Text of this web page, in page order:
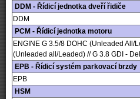
DDM - Řídicí jednotka dveří řidiče
DDM
PCM - Řídicí jednotka motoru
ENGINE G 3.5/8 DOHC (Unleaded All/
(Unleaded all/Leaded) // G 3.8 GDI -
EPB - Řídicí systém parkovací brzdy
EPB
HSM